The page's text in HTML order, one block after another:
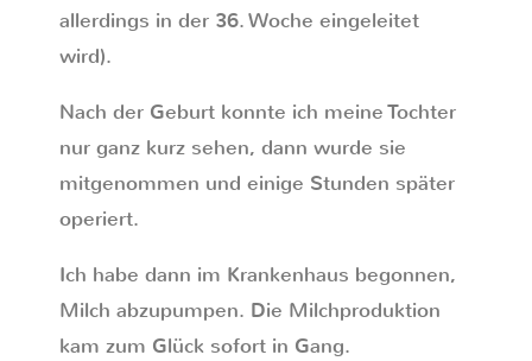
allerdings in der 36. Woche eingeleitet
wird).
Nach der Geburt konnte ich meine Tochter
nur ganz kurz sehen, dann wurde sie
mitgenommen und einige Stunden später
operiert.
Ich habe dann im Krankenhaus begonnen,
Milch abzupumpen. Die Milchproduktion
kam zum Glück sofort in Gang.